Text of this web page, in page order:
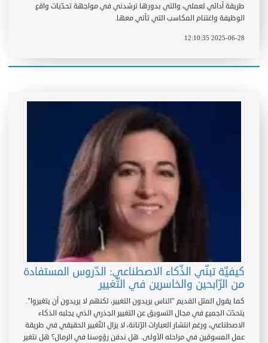
طريقة أدائي لعملي، والتي بدورها ترشدني في مواجهة تحدّيات واقع
الوظيفة واغتنام المكاسب التي تأتي معها.
2025-06-28 12:10:35
كيفيّة تبنّي الذّكاء الاصطناعي: الدّروس المستفادة
من الرّابحين والخاسرين في التّغيير
كما يقول المثل القديم "الناس يريدون التغيير، لكنهم لا يريدون أن يتغيروا".
يتحدّث الجميع في مجال التسويق عن التغيير الجذري الذي يجلبه الذكاء
الاصطناعي، ورغم انتشار العبارات الرّنانة، لا يزال التّغيير الحقيقي في طريقة
عمل المسوقين في مراحله الأولى. هل ندفن رؤوسنا في الرمال؟ هل نتغير